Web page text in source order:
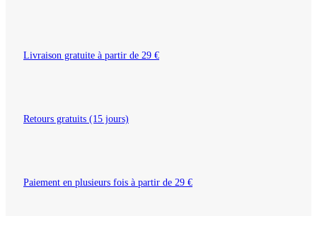
Livraison gratuite à partir de 29 €
Retours gratuits (15 jours)
Paiement en plusieurs fois à partir de 29 €